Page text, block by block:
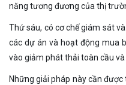
năng tương đương của thị
Thứ sáu, có cơ chế giám sát
các dự án và hoạt động mua
vào giảm phát thải toàn cầu
Những giải pháp này cần